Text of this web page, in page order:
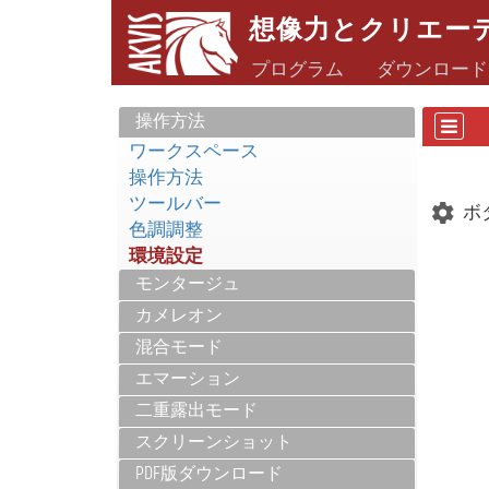
想像力とクリエー
プログラム ダウンロード
操作方法
ワークスペース
操作方法
ツールバー
色調調整
環境設定
モンタージュ
カメレオン
混合モード
エマーション
二重露出モード
スクリーンショット
PDF版ダウンロード
ボ